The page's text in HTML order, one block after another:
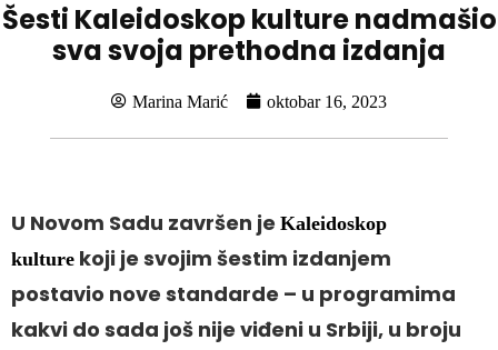
Šesti Kaleidoskop kulture nadmašio
sva svoja prethodna izdanja
Marina Marić oktobar 16, 2023
U Novom Sadu završen je Kaleidoskop
kulture koji je svojim šestim izdanjem
postavio nove standarde – u programima
kakvi do sada još nije viđeni u Srbiji, u broju